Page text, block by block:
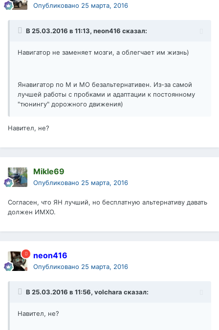
Опубликовано 25 марта, 2016
В 25.03.2016 в 11:13, neon416 сказал:
Навигатор не заменяет мозги, а облегчает им жизнь)
Янавигатор по М и МО безальтернативен. Из-за самой
лучшей работы с пробками и адаптации к постоянному
"тюнингу" дорожного движения)
Навител, не?
Mikle69
Опубликовано 25 марта, 2016
Согласен, что ЯН лучший, но бесплатную альтернативу давать
должен ИМХО.
neon416
Опубликовано 25 марта, 2016
В 25.03.2016 в 11:56, volchara сказал:
Навител, не?